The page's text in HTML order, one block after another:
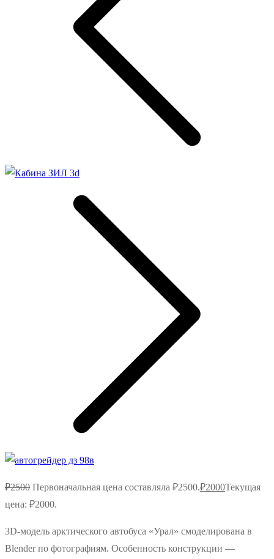
₽2500 Первоначальная цена составляла ₽2500.₽2000Текущая
цена: ₽2000.
3D‑модель арктического автобуса «Урал» смоделирована в
Blender по фотографиям. Особенность конструкции —